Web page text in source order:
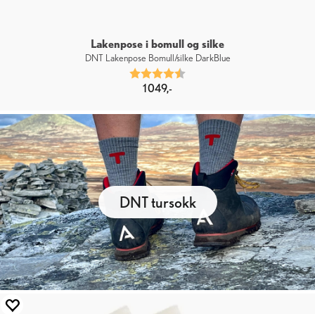
Lakenpose i bomull og silke
DNT Lakenpose Bomull/silke DarkBlue
Karakter:
1 049,-
DNT tursokk